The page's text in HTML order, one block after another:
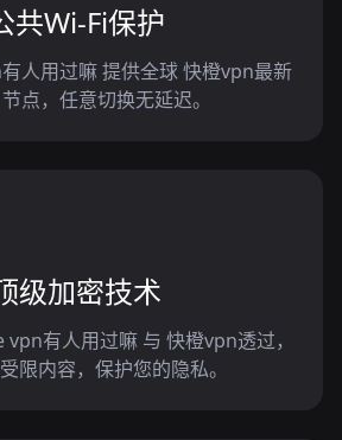
共Wi-Fi保护
人用过嘛 提供全球 快橙vpn最新
点，任意切换无延迟。
级加密技术
有人用过嘛 与 快橙vpn透过，
限内容，保护您的隐私。